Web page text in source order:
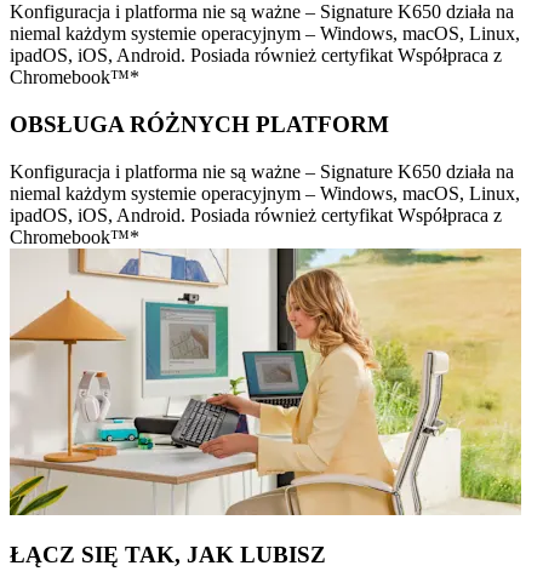
Konfiguracja i platforma nie są ważne – Signature K650 działa na
niemal każdym systemie operacyjnym – Windows, macOS, Linux,
ipadOS, iOS, Android. Posiada również certyfikat Współpraca z
Chromebook™*
OBSŁUGA RÓŻNYCH PLATFORM
Konfiguracja i platforma nie są ważne – Signature K650 działa na
niemal każdym systemie operacyjnym – Windows, macOS, Linux,
ipadOS, iOS, Android. Posiada również certyfikat Współpraca z
Chromebook™*
ŁĄCZ SIĘ TAK, JAK LUBISZ